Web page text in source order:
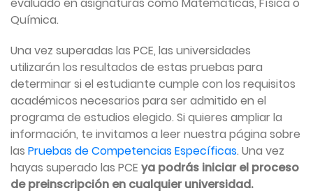
Química.
Una vez superadas las PCE, las universidades
utilizarán los resultados de estas pruebas para
determinar si el estudiante cumple con los requisitos
académicos necesarios para ser admitido en el
programa de estudios elegido. Si quieres ampliar la
información, te invitamos a leer nuestra página sobre
las Pruebas de Competencias Específicas. Una vez
hayas superado las PCE ya podrás iniciar el proceso
de preinscripción en cualquier universidad.